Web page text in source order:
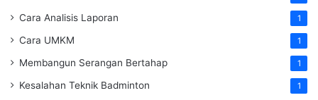
Cara Analisis Laporan 1
Cara UMKM 1
Membangun Serangan Bertahap 1
Kesalahan Teknik Badminton 1